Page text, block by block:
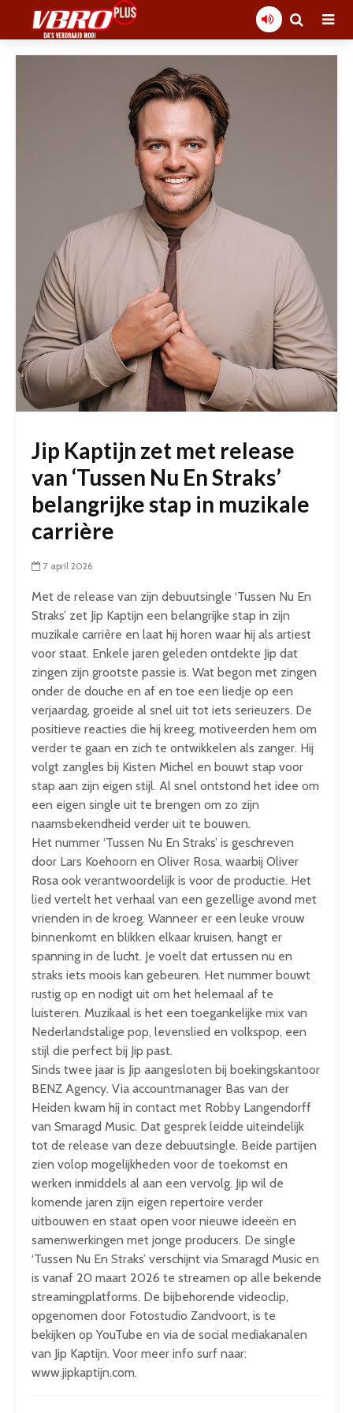
Jip Kaptijn zet met release
van ‘Tussen Nu En Straks’
belangrijke stap in muzikale
carrière
7 april 2026
Met de release van zijn debuutsingle ‘Tussen Nu En
Straks’ zet Jip Kaptijn een belangrijke stap in zijn
muzikale carrière en laat hij horen waar hij als artiest
voor staat. Enkele jaren geleden ontdekte Jip dat
zingen zijn grootste passie is. Wat begon met zingen
onder de douche en af en toe een liedje op een
verjaardag, groeide al snel uit tot iets serieuzers. De
positieve reacties die hij kreeg, motiveerden hem om
verder te gaan en zich te ontwikkelen als zanger. Hij
volgt zangles bij Kisten Michel en bouwt stap voor
stap aan zijn eigen stijl. Al snel ontstond het idee om
een eigen single uit te brengen om zo zijn
naamsbekendheid verder uit te bouwen.
Het nummer ‘Tussen Nu En Straks’ is geschreven
door Lars Koehoorn en Oliver Rosa, waarbij Oliver
Rosa ook verantwoordelijk is voor de productie. Het
lied vertelt het verhaal van een gezellige avond met
vrienden in de kroeg. Wanneer er een leuke vrouw
binnenkomt en blikken elkaar kruisen, hangt er
spanning in de lucht. Je voelt dat ertussen nu en
straks iets moois kan gebeuren. Het nummer bouwt
rustig op en nodigt uit om het helemaal af te
luisteren. Muzikaal is het een toegankelijke mix van
Nederlandstalige pop, levenslied en volkspop, een
stijl die perfect bij Jip past.
Sinds twee jaar is Jip aangesloten bij boekingskantoor
BENZ Agency. Via accountmanager Bas van der
Heiden kwam hij in contact met Robby Langendorff
van Smaragd Music. Dat gesprek leidde uiteindelijk
tot de release van deze debuutsingle. Beide partijen
zien volop mogelijkheden voor de toekomst en
werken inmiddels al aan een vervolg. Jip wil de
komende jaren zijn eigen repertoire verder
uitbouwen en staat open voor nieuwe ideeën en
samenwerkingen met jonge producers. De single
‘Tussen Nu En Straks’ verschijnt via Smaragd Music en
is vanaf 20 maart 2026 te streamen op alle bekende
streamingplatforms. De bijbehorende videoclip,
opgenomen door Fotostudio Zandvoort, is te
bekijken op YouTube en via de social mediakanalen
van Jip Kaptijn. Voor meer info surf naar:
www.jipkaptijn.com.